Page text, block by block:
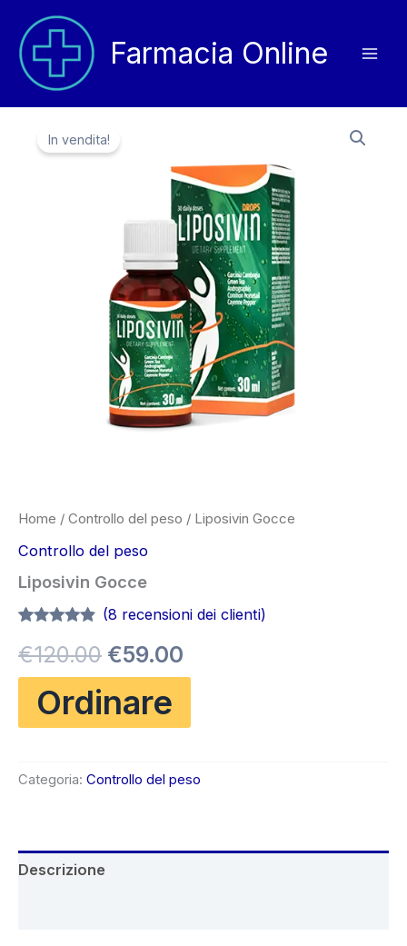
contenuto
Farmacia Online
In vendita!
Home / Controllo del peso / Liposivin Gocce
Controllo del peso
Liposivin Gocce
4.71 su 5
su base
di
recensioni
(8 recensioni dei clienti)
€120.00 Il
prezzo
originale
€59.00
attuale
Ordinare
Categoria: Controllo del peso
Descrizione